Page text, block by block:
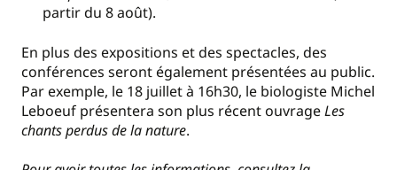
partir du 8 août).
En plus des expositions et des spectacles, des
conférences seront également présentées au public.
Par exemple, le 18 juillet à 16h30, le biologiste Michel
Leboeuf présentera son plus récent ouvrageLes
chants perdus de la nature.